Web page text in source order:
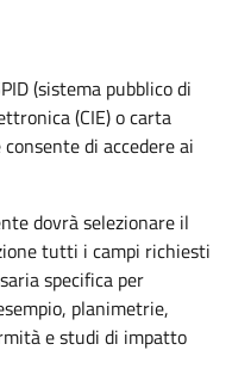
(sistema pubblico di
(CIE) o carta
di accedere ai
dovrà selezionare il
tutti i campi richiesti
specifica per
planimetrie,
e studi di impatto